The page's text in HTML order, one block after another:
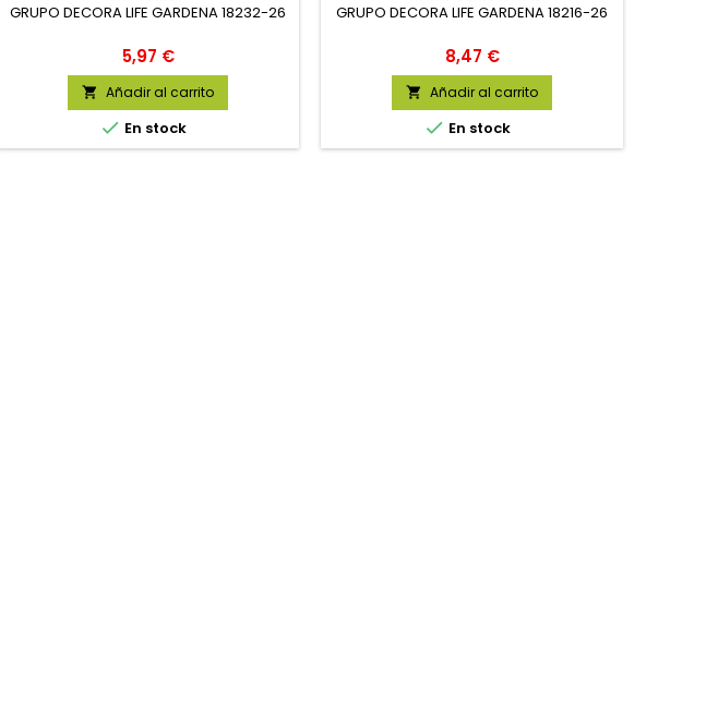
GRUPO DECORA LIFE GARDENA 18232-26
Precio
5,97 €
 Añadir al carrito
 En stock
GRUPO DECORA LIFE GARDENA 18216-26
Precio
8,47 €
 Añadir al carrito
 En stock